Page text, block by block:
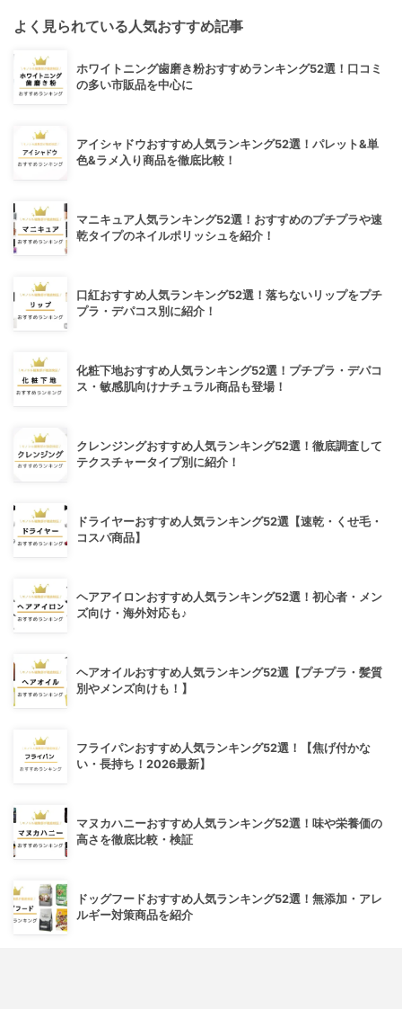
よく見られている人気おすすめ記事
ホワイトニング歯磨き粉おすすめランキング52選！口コミ
の多い市販品を中心に
アイシャドウおすすめ人気ランキング52選！パレット&単
色&ラメ入り商品を徹底比較！
マニキュア人気ランキング52選！おすすめのプチプラや速
乾タイプのネイルポリッシュを紹介！
口紅おすすめ人気ランキング52選！落ちないリップをプチ
プラ・デパコス別に紹介！
化粧下地おすすめ人気ランキング52選！プチプラ・デパコ
ス・敏感肌向けナチュラル商品も登場！
クレンジングおすすめ人気ランキング52選！徹底調査して
テクスチャータイプ別に紹介！
ドライヤーおすすめ人気ランキング52選【速乾・くせ毛・
コスパ商品】
ヘアアイロンおすすめ人気ランキング52選！初心者・メン
ズ向け・海外対応も♪
ヘアオイルおすすめ人気ランキング52選【プチプラ・髪質
別やメンズ向けも！】
フライパンおすすめ人気ランキング52選！【焦げ付かな
い・長持ち！2026最新】
マヌカハニーおすすめ人気ランキング52選！味や栄養価の
高さを徹底比較・検証
ドッグフードおすすめ人気ランキング52選！無添加・アレ
ルギー対策商品を紹介